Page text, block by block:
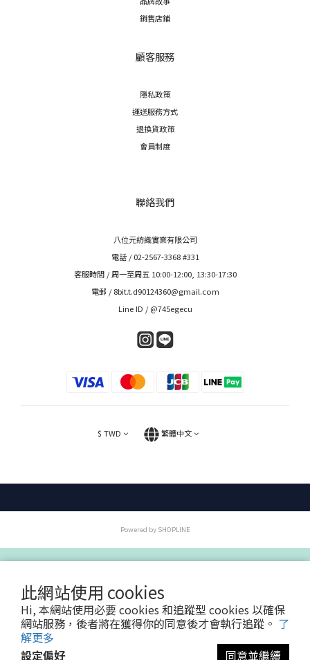
此網站使用 cookies
Hi, 本網站使用必要 cookies 和追蹤型 cookies 以確保
網站服務，後者將在獲得你的同意後才會執行追蹤。 了
解更多
設定偏好
同意並繼續
銷售店鋪
顧客服務
隱私政策
運送服務方式
退換貨政策
會員制度
聯絡我們
八位元紡織實業有限公司
電話 / 02-2567-3368 #331
客服時間 / 周一至周五 10:00-12:00, 13:30-17:30
電郵 / 8bit.t.d90124360@gmail.com
Line ID / @745egecu
$ TWD 繁體中文
Powered by SHOPLINE